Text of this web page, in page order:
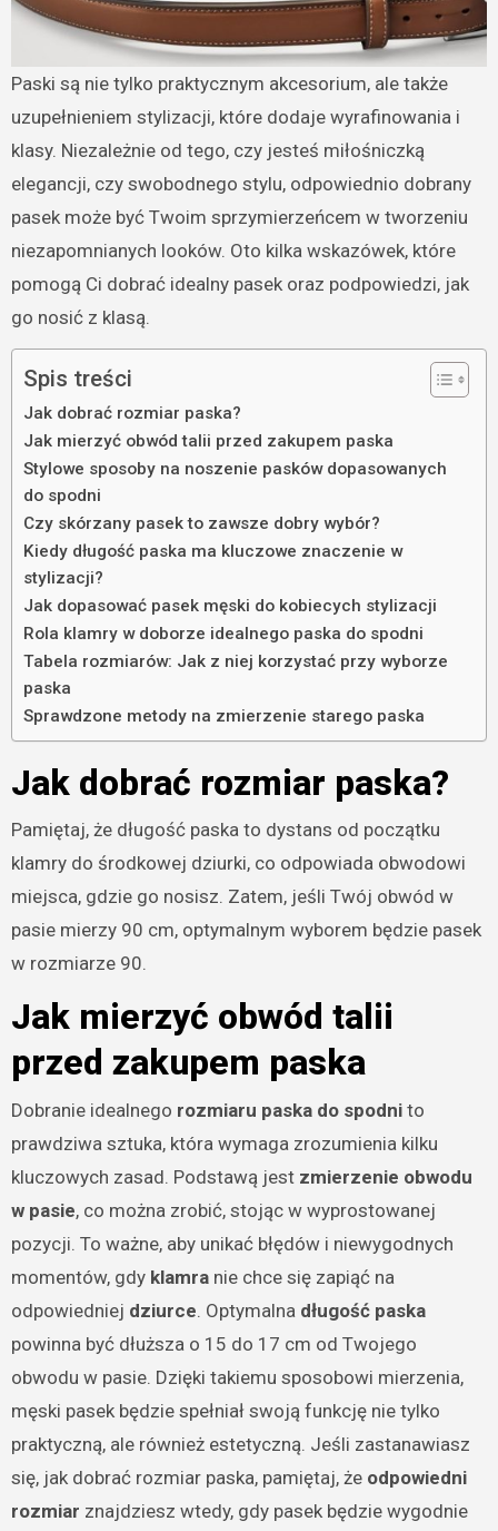
Paski są nie tylko praktycznym akcesorium, ale także
uzupełnieniem stylizacji, które dodaje wyrafinowania i
klasy. Niezależnie od tego, czy jesteś miłośniczką
elegancji, czy swobodnego stylu, odpowiednio dobrany
pasek może być Twoim sprzymierzeńcem w tworzeniu
niezapomnianych looków. Oto kilka wskazówek, które
pomogą Ci dobrać idealny pasek oraz podpowiedzi, jak
go nosić z klasą.
Spis treści
Jak dobrać rozmiar paska?
Jak mierzyć obwód talii przed zakupem paska
Stylowe sposoby na noszenie pasków dopasowanych
do spodni
Czy skórzany pasek to zawsze dobry wybór?
Kiedy długość paska ma kluczowe znaczenie w
stylizacji?
Jak dopasować pasek męski do kobiecych stylizacji
Rola klamry w doborze idealnego paska do spodni
Tabela rozmiarów: Jak z niej korzystać przy wyborze
paska
Sprawdzone metody na zmierzenie starego paska
Jak dobrać rozmiar paska?
Pamiętaj, że długość paska to dystans od początku
klamry do środkowej dziurki, co odpowiada obwodowi
miejsca, gdzie go nosisz. Zatem, jeśli Twój obwód w
pasie mierzy 90 cm, optymalnym wyborem będzie pasek
w rozmiarze 90.
Jak mierzyć obwód talii
przed zakupem paska
Dobranie idealnego rozmiaru paska do spodnito
prawdziwa sztuka, która wymaga zrozumienia kilku
kluczowych zasad. Podstawą jest zmierzenie obwodu
w pasie, co można zrobić, stojąc w wyprostowanej
pozycji. To ważne, aby unikać błędów i niewygodnych
momentów, gdy klamranie chce się zapiąć na
odpowiedniej dziurce. Optymalna długość paska
powinna być dłuższa o 15 do 17 cm od Twojego
obwodu w pasie. Dzięki takiemu sposobowi mierzenia,
męski pasek będzie spełniał swoją funkcję nie tylko
praktyczną, ale również estetyczną. Jeśli zastanawiasz
się, jak dobrać rozmiar paska, pamiętaj, że odpowiedni
rozmiar znajdziesz wtedy, gdy pasek będzie wygodnie